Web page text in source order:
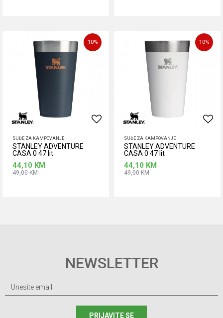
10%
SUĐE ZA KAMPOVANJE
STANLEY ADVENTURE
CASA 0 47 lit
44,10 KM
49,00KM
10%
SUĐE ZA KAMPOVANJE
STANLEY ADVENTURE
CASA 0 47 lit
44,10 KM
49,00KM
NEWSLETTER
PRIJAVITE SE